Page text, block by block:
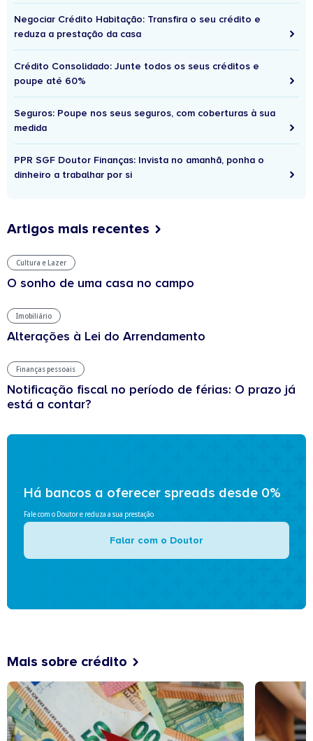
Negociar Crédito Habitação: Transfira o seu crédito e
reduza a prestação da casa
Crédito Consolidado: Junte todos os seus créditos e
poupe até 60%
Seguros: Poupe nos seus seguros, com coberturas à sua
medida
PPR SGF Doutor Finanças: Invista no amanhã, ponha o
dinheiro a trabalhar por si
Artigos mais recentes
Cultura e Lazer
O sonho de uma casa no campo
Imobiliário
Alterações à Lei do Arrendamento
Finanças pessoais
Notificação fiscal no período de férias: O prazo já
está a contar?
Há bancos a oferecer spreads desde 0%
Fale com o Doutor e reduza a sua prestação
Falar com o Doutor
Mais sobre crédito